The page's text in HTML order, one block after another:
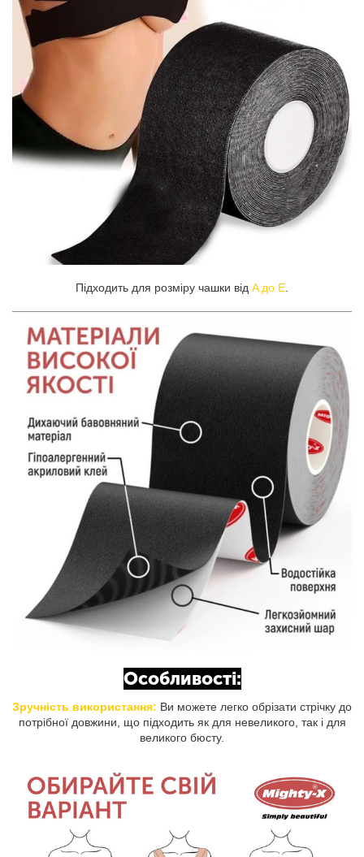
Підходить для розміру чашки від A до E
Особливості:
Зручність використання: Ви можете легко обрізати стрічку до
потрібної довжини, що підходить як для невеликого, так і для
великого бюсту.